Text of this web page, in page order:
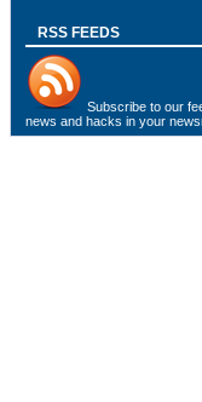
RSS FEEDS
Subscribe to our
news and hacks in your